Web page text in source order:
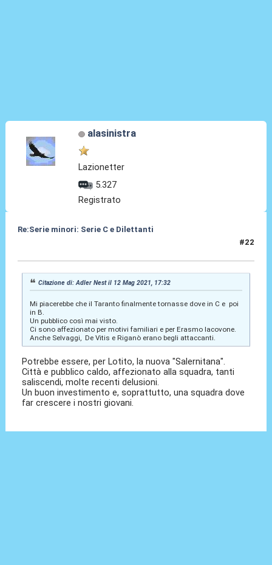
alasinistra
Lazionetter
5.327
Registrato
Re:Serie minori: Serie C e Dilettanti
#22
Citazione di: Adler Nest il 12 Mag 2021, 17:32
Mi piacerebbe che il Taranto finalmente tornasse dove in C e poi
in B.
Un pubblico così mai visto.
Ci sono affezionato per motivi familiari e per Erasmo Iacovone.
Anche Selvaggi, De Vitis e Riganò erano begli attaccanti.
Potrebbe essere, per Lotito, la nuova "Salernitana".
Città e pubblico caldo, affezionato alla squadra, tanti
saliscendi, molte recenti delusioni.
Un buon investimento e, soprattutto, una squadra dove
far crescere i nostri giovani.